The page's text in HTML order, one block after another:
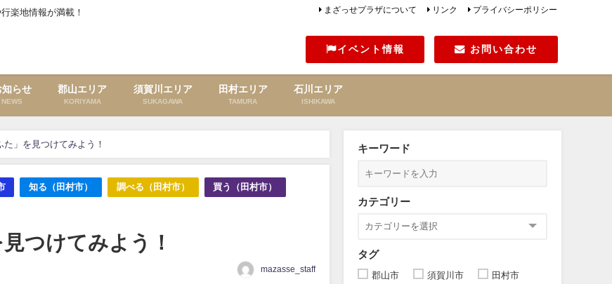
楽地情報が満載！ まざっせプラザについて リンク プライバシーポリシー
イベント情報 お問い合わせ
知らせ
NEWS
郡山エリア
KORIYAMA
須賀川エリア
SUKAGAWA
田村エリア
TAMURA
石川エリア
ISHIKAWA
」を見つけてみよう！
知る（田村市） 調べる（田村市） 買う（田村市）
つけてみよう！
mazasse_staff
キーワード
カテゴリー
タグ
郡山市 須賀川市
田村市